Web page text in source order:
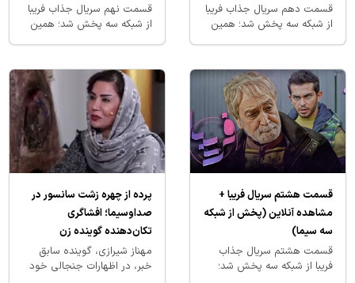
قسمت دهم سریال جذاب فریبا
از شبکه سه پخش شد؛ همین
قسمت نهم سریال جذاب فریبا
از شبکه سه پخش شد؛ همین
قسمت هشتم سریال فریبا +
مشاهده آنلاین (پخش از شبکه
سه سیما)
قسمت هشتم سریال جذاب
فریبا از شبکه سه پخش شد؛
پرده از چهره زشت سانسور در
صداوسیما؛ افشاگری
تکان‌دهنده گوینده زن
مهناز شیرازی، گوینده سابق
خبر، در اظهارات جنجالی خود